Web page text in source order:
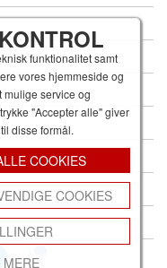
funktionalitet samt
vores hjemmeside og
mulige service og
"Accepter alle" giver
disse formål.
COOKIES
COOKIES